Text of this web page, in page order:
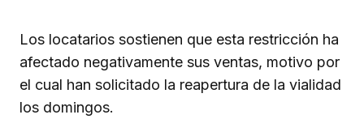
Los locatarios sostienen que esta restricción ha
afectado negativamente sus ventas, motivo por
el cual han solicitado la reapertura de la vialidad
los domingos.